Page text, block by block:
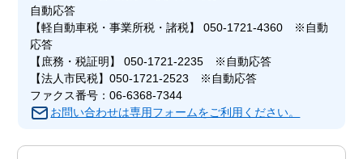
自動応答
【軽自動車税・事業所税・諸税】 050-1721-4360 ※自動
応答
【庶務・税証明】 050-1721-2235 ※自動応答
【法人市民税】050-1721-2523 ※自動応答
ファクス番号：06-6368-7344
お問い合わせは専用フォームをご利用ください。